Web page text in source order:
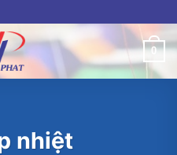
0
nhiệt